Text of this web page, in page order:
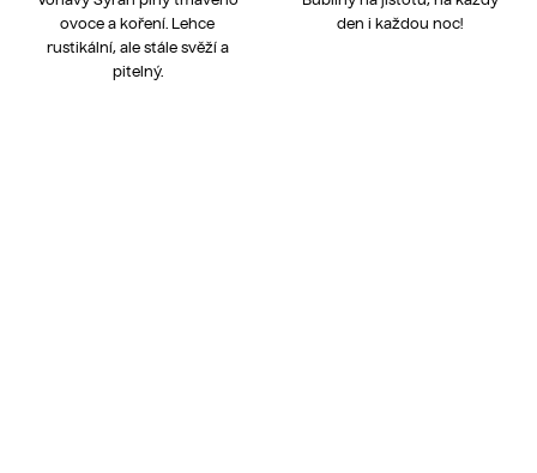
ovoce a koření. Lehce
rustikální, ale stále svěží a
pitelný.
den i každou noc!